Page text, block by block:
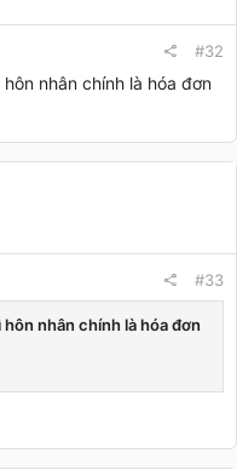
#32
nhân chính là hóa đơn
#33
nhân chính là hóa đơn